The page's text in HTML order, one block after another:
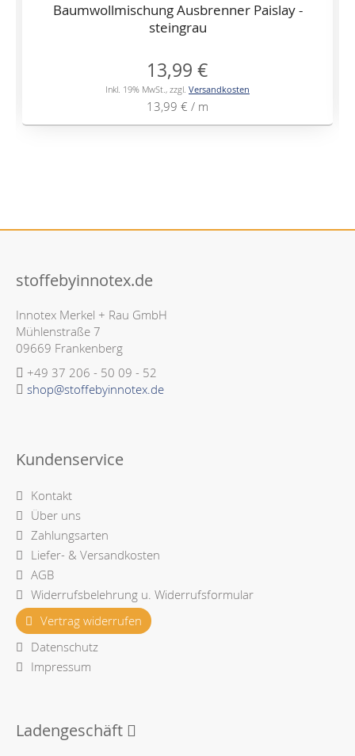
Baumwollmischung Ausbrenner Paislay -
steingrau
13,99 €
Inkl. 19% MwSt., zzgl. Versandkosten
13,99 € / m
stoffebyinnotex.de
Innotex Merkel + Rau GmbH
Mühlenstraße 7
09669 Frankenberg
+49 37 206 - 50 09 - 52
shop@stoffebyinnotex.de
Kundenservice
Kontakt
Über uns
Zahlungsarten
Liefer- & Versandkosten
AGB
Widerrufsbelehrung u. Widerrufsformular
Vertrag widerrufen
Datenschutz
Impressum
Ladengeschäft